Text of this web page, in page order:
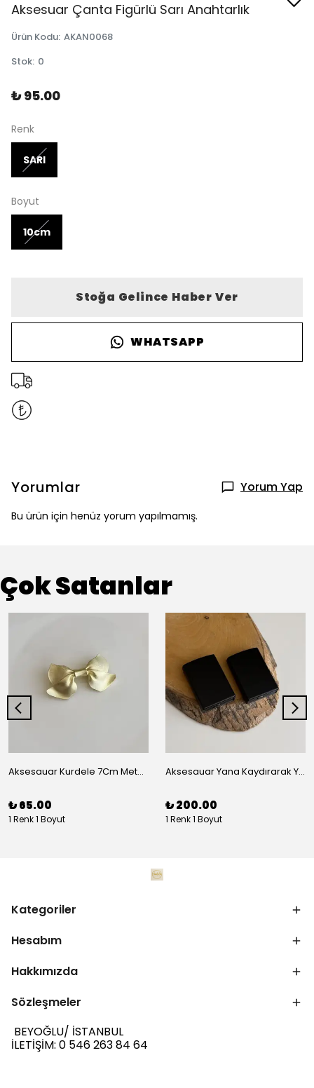
Aksesuar Çanta Figürlü Sarı Anahtarlık
Ürün Kodu: AKAN0068
Stok: 0
₺ 95.00
Renk
SARI
Boyut
10cm
Stoğa Gelince Haber Ver
WHATSAPP
Yorumlar Yorum Yap
Bu ürün için henüz yorum yapılmamış.
Çok Satanlar
Aksesauar Kurdele 7Cm Metal Pens Toka
₺ 65.00
1 Renk 1 Boyut
Aksesauar Yana Kaydırarak Yanmalı Kum Siyah Çakmak
₺ 200.00
1 Renk 1 Boyut
Kategoriler
Hesabım
Hakkımızda
Sözleşmeler
BEYOĞLU/ İSTANBUL
İLETİŞİM: 0 546 263 84 64